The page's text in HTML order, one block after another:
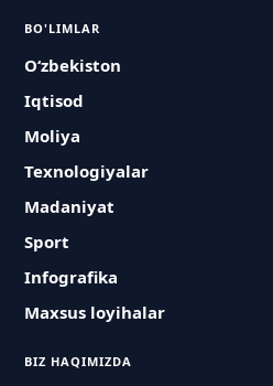
BO'LIMLAR
O‘zbekiston
Iqtisod
Moliya
Texnologiyalar
Madaniyat
Sport
Infografika
Maxsus loyihalar
BIZ HAQIMIZDA